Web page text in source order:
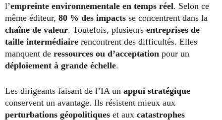
l’empreinte environnementale en temps réel. Selon ce
même éditeur, 80 % des impacts se concentrent dans la
chaîne de valeur. Toutefois, plusieurs entreprises de
taille intermédiaire rencontrent des difficultés. Elles
manquent de ressources ou d’acceptation pour un
déploiement à grande échelle.
Les dirigeants faisant de l’IA un appui stratégique
conservent un avantage. Ils résistent mieux aux
perturbations géopolitiques et aux catastrophes